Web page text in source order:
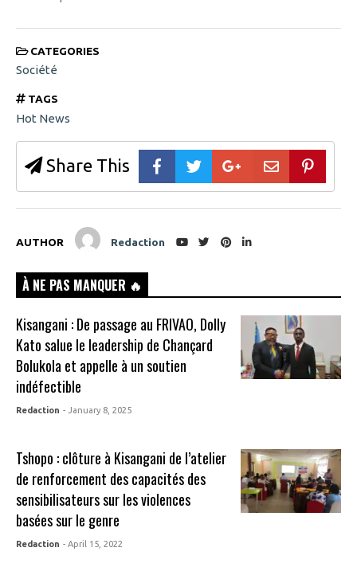
CATEGORIES
Société
TAGS
Hot News
Share This
AUTHOR Redaction
À NE PAS MANQUER 🔥
Kisangani : De passage au FRIVAO, Dolly
Kato salue le leadership de Chançard
Bolukola et appelle à un soutien
indéfectible
Redaction - January 8, 2025
Tshopo : clôture à Kisangani de l’atelier
de renforcement des capacités des
sensibilisateurs sur les violences
basées sur le genre
Redaction - April 15, 2022